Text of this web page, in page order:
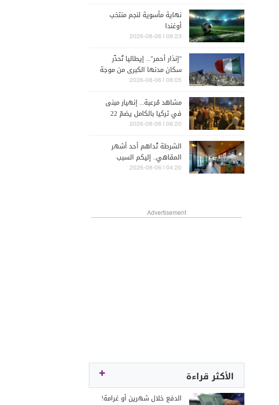
نهاية مأسوية لنجم منتخب
أوغندا
09:23 | 2026-08-06
"إنذار أحمر"... إيطاليا تُحذّر
سكان مدنها الكبرى من موجة
الحرّ
08:05 | 2026-08-06
مشاهد مُرعبة... إنهيار مبنى
في تركيا بالكامل يضمّ 22
شقة سكنيّة
06:20 | 2026-08-06
الشرطة تُداهم أحد أشهر
المقاهي.. إليكم السبب
04:20 | 2026-08-06
Advertisement
الأكثر قراءة
الدفع خلال شهرين أو غرامة!